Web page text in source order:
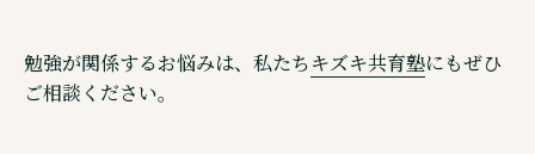
勉強が関係するお悩みは、私たちキズキ共育塾にもぜひ
ご相談ください。